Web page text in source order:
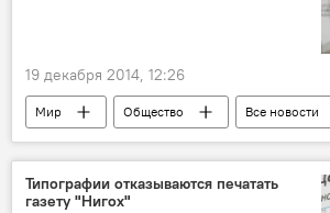
19 декабря 2014, 12:26
Мир Общество
Все новости
Чечня
Рамзан Кадыров
Владимир Путин
Россия
Типографии отказываются печатать
газету "Нигох"